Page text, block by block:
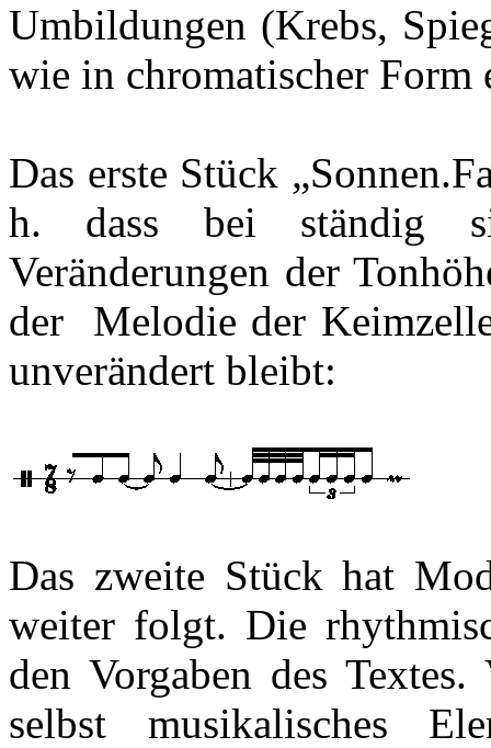
Umbildungen (Krebs,
wie in chromatischer Form
Das erste Stück „
h. dass bei ständig
Veränderungen der
der
Melodie der
unverändert bleibt:
Das zweite Stück hat
weiter folgt. Die
den Vorgaben des
selbst musikalisches